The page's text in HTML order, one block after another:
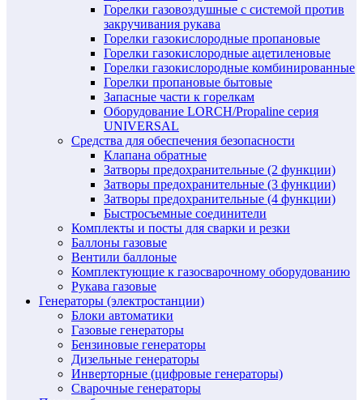
Горелки газовоздушные с системой против
закручивания рукава
Горелки газокислородные пропановые
Горелки газокислородные ацетиленовые
Горелки газокислородные комбинированные
Горелки пропановые бытовые
Запасные части к горелкам
Оборудование LORCH/Propaline серия
UNIVERSAL
Средства для обеспечения безопасности
Клапана обратные
Затворы предохранительные (2 функции)
Затворы предохранительные (3 функции)
Затворы предохранительные (4 функции)
Быстросъемные соединители
Комплекты и посты для сварки и резки
Баллоны газовые
Вентили баллоные
Комплектующие к газосварочному оборудованию
Рукава газовые
Генераторы (электростанции)
Блоки автоматики
Газовые генераторы
Бензиновые генераторы
Дизельные генераторы
Инверторные (цифровые генераторы)
Сварочные генераторы